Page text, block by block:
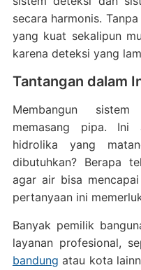
secara harmonis.
yang kuat sekalipun
karena deteksi yang
Tantangan dalam
Membangun
memasang pipa. Ini
hidrolika yang
dibutuhkan? Berapa
agar air bisa
pertanyaan ini
Banyak pemilik
layanan profesional,
bandung atau kota